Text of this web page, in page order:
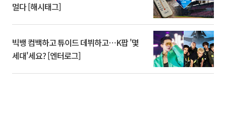
멀다 [해시태그]
빅뱅 컴백하고 튜이드 데뷔하고⋯K팝 '몇
세대'세요? [엔터로그]